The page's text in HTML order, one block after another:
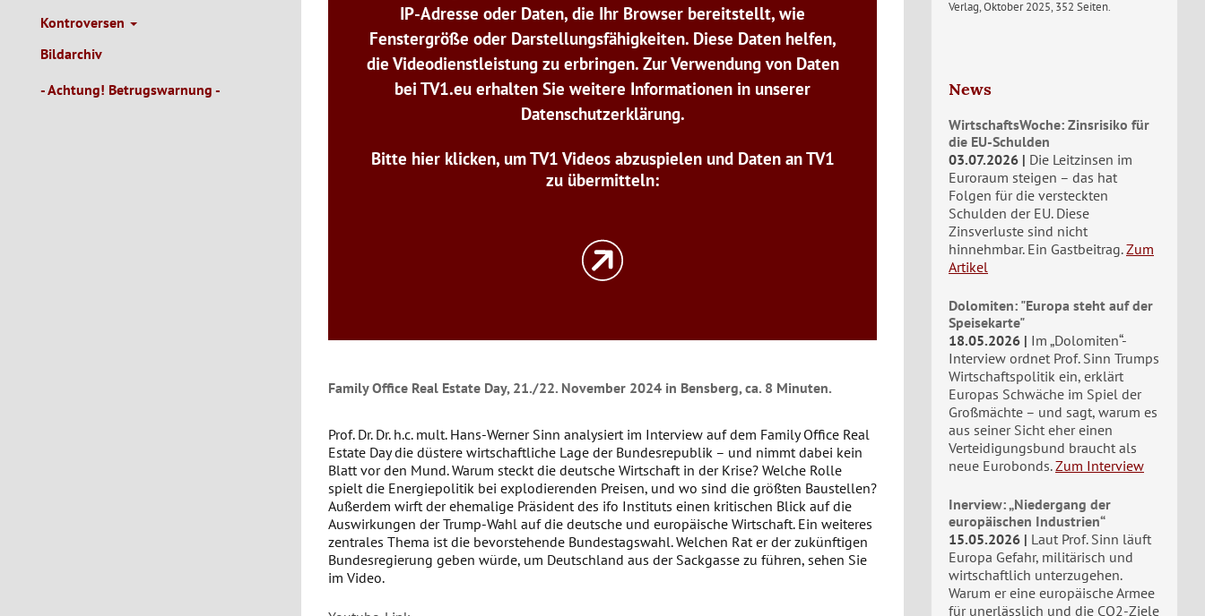
Kontroversen
Bildarchiv
- Achtung! Betrugswarnung -
IP-Adresse oder Daten, die Ihr Browser bereitstellt, wie
Fenstergröße oder Darstellungsfähigkeiten. Diese Daten helfen,
die Videodienstleistung zu erbringen. Zur Verwendung von Daten
bei TV1.eu erhalten Sie weitere Informationen in unserer
Datenschutzerklärung.
Bitte hier klicken, um TV1 Videos abzuspielen und Daten an TV1
zu übermitteln:
Family Office Real Estate Day, 21./22. November 2024 in Bensberg, ca. 8 Minuten.
Prof. Dr. Dr. h.c. mult. Hans-Werner Sinn analysiert im Interview auf dem Family Office Real
Estate Day die düstere wirtschaftliche Lage der Bundesrepublik – und nimmt dabei kein
Blatt vor den Mund. Warum steckt die deutsche Wirtschaft in der Krise? Welche Rolle
spielt die Energiepolitik bei explodierenden Preisen, und wo sind die größten Baustellen?
Außerdem wirft der ehemalige Präsident des ifo Instituts einen kritischen Blick auf die
Auswirkungen der Trump-Wahl auf die deutsche und europäische Wirtschaft. Ein weiteres
zentrales Thema ist die bevorstehende Bundestagswahl. Welchen Rat er der zukünftigen
Bundesregierung geben würde, um Deutschland aus der Sackgasse zu führen, sehen Sie
im Video.
Verlag, Oktober 2025, 352 Seiten.
News
WirtschaftsWoche: Zinsrisiko für
die EU-Schulden
03.07.2026
Die Leitzinsen im
Euroraum steigen – das hat
Folgen für die versteckten
Schulden der EU. Diese
Zinsverluste sind nicht
hinnehmbar. Ein Gastbeitrag. Zum
Artikel
Dolomiten: "Europa steht auf der
Speisekarte"
18.05.2026
Im „Dolomiten“-
Interview ordnet Prof. Sinn Trumps
Wirtschaftspolitik ein, erklärt
Europas Schwäche im Spiel der
Großmächte – und sagt, warum es
aus seiner Sicht eher einen
Verteidigungsbund braucht als
neue Eurobonds. Zum Interview
Inerview: „Niedergang der
europäischen Industrien“
15.05.2026
Laut Prof. Sinn läuft
Europa Gefahr, militärisch und
wirtschaftlich unterzugehen.
Warum er eine europäische Armee
für unerlässlich und die CO2-Ziele